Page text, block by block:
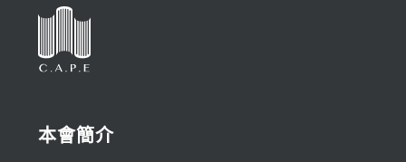
本會簡介